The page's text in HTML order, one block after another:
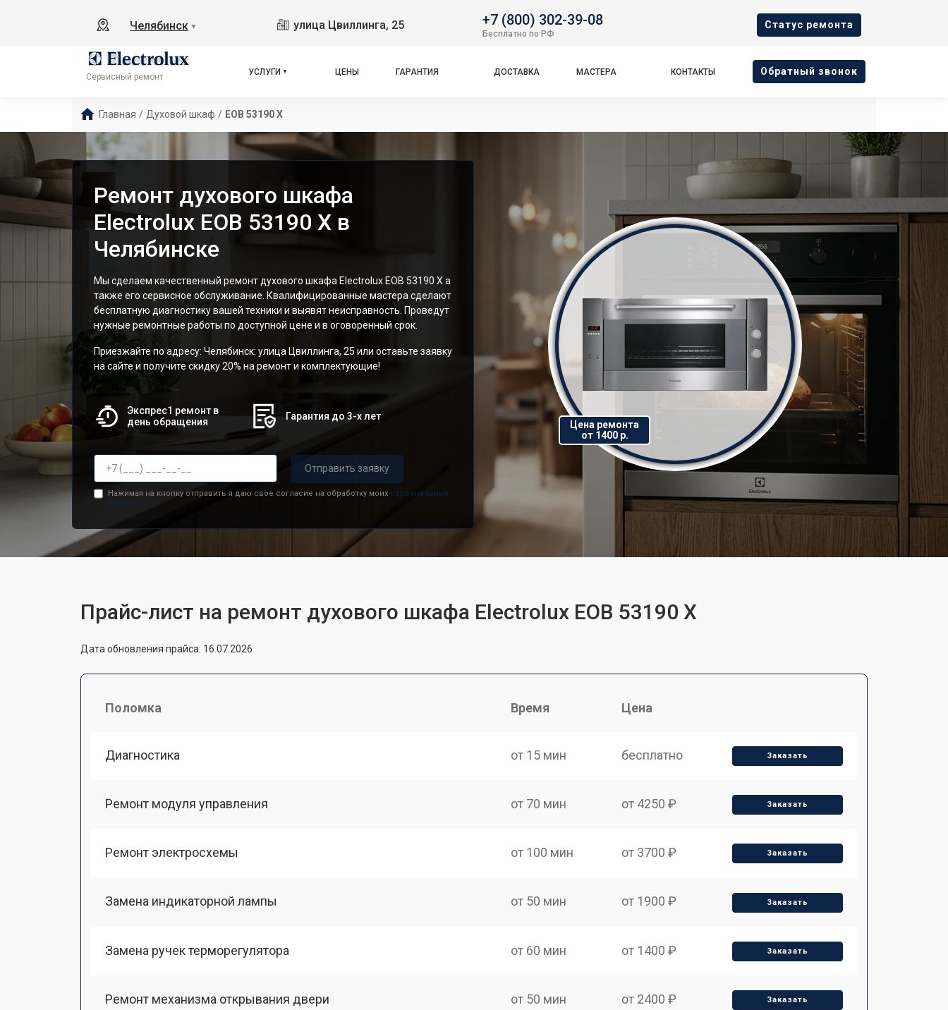
Челябинск ▼ улица Цвиллинга, 25 +7 (800) 302-39-08
Бесплатно по РФ
Cтатус ремонта
Сервисный ремонт
УСЛУГИ ЦЕНЫ ГАРАНТИЯ ДОСТАВКА МАСТЕРА КОНТАКТЫ Oбратный звонок
Главная / Духовой шкаф / EOB 53190 X
Ремонт духового шкафа
Electrolux EOB 53190 X в
Челябинске
Мы сделаем качественный ремонт духового шкафа Electrolux EOB 53190 X а
также его сервисное обслуживание. Квалифицированные мастера сделают
бесплатную диагностику вашей техники и выявят неисправность. Проведут
нужные ремонтные работы по доступной цене и в оговоренный срок.
Приезжайте по адресу: Челябинск: улица Цвиллинга, 25 или оставьте заявку
на сайте и получите скидку 20% на ремонт и комплектующие!
Экспрес1 ремонт в
день обращения
Гарантия до 3-х лет
Отправить заявку
Нажимая на кнопку отправить я даю свое согласие на обработку моих персональных
данных.
Цена ремонта
от 1400 р.
Прайс-лист на ремонт духового шкафа Electrolux EOB 53190 X
Дата обновления прайса: 16.07.2026
Поломка Время Цена
Диагностика от 15 мин бесплатно Заказать
Ремонт модуля управления от 70 мин от 4250 ₽ Заказать
Ремонт электросхемы от 100 мин от 3700 ₽ Заказать
Замена индикаторной лампы от 50 мин от 1900 ₽ Заказать
Замена ручек терморегулятора от 60 мин от 1400 ₽ Заказать
Ремонт механизма открывания двери от 50 мин от 2400 ₽ Заказать